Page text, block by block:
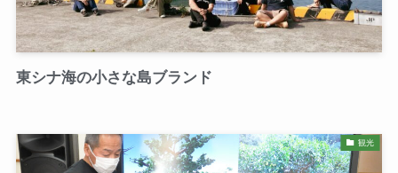
東シナ海の小さな島ブランド
観光